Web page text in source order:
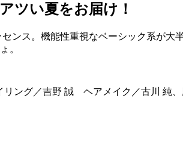
ツい夏をお届け！
ンス。機能性重視なベーシック系が大
。
リング／吉野 誠 ヘアメイク／古川